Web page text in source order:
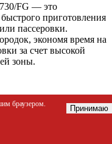
FG — это
приготовления
пассеровки.
экономя время на
за счет высокой
зоны.
линий в
браузером.
Принимаю